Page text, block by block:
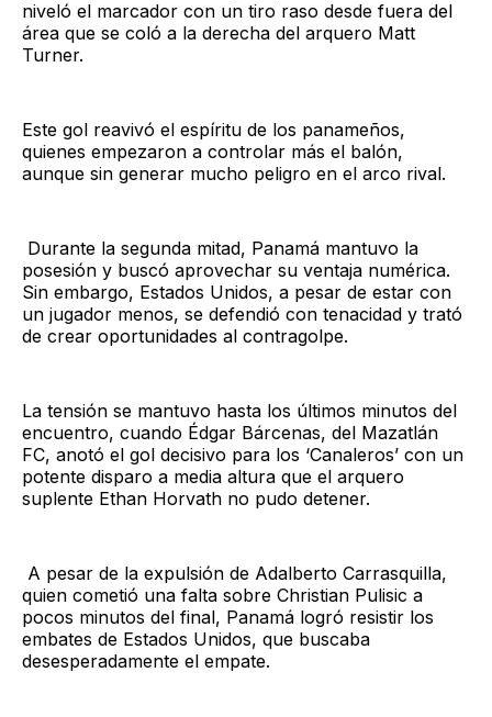
niveló el marcador con un tiro raso desde fuera del
área que se coló a la derecha del arquero Matt
Turner.
Este gol reavivó el espíritu de los panameños,
quienes empezaron a controlar más el balón,
aunque sin generar mucho peligro en el arco rival.
Durante la segunda mitad, Panamá mantuvo la
posesión y buscó aprovechar su ventaja numérica.
Sin embargo, Estados Unidos, a pesar de estar con
un jugador menos, se defendió con tenacidad y trató
de crear oportunidades al contragolpe.
La tensión se mantuvo hasta los últimos minutos del
encuentro, cuando Édgar Bárcenas, del Mazatlán
FC, anotó el gol decisivo para los ‘Canaleros’ con un
potente disparo a media altura que el arquero
suplente Ethan Horvath no pudo detener.
A pesar de la expulsión de Adalberto Carrasquilla,
quien cometió una falta sobre Christian Pulisic a
pocos minutos del final, Panamá logró resistir los
embates de Estados Unidos, que buscaba
desesperadamente el empate.